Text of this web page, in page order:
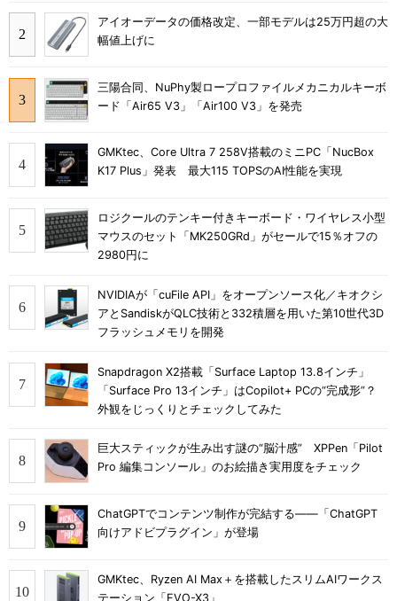
アイオーデータの価格改定、一部モデルは25万円超の大
幅値上げに
三陽合同、NuPhy製ロープロファイルメカニカルキーボ
ード「Air65 V3」「Air100 V3」を発売
GMKtec、Core Ultra 7 258V搭載のミニPC「NucBox
K17 Plus」発表 最大115 TOPSのAI性能を実現
ロジクールのテンキー付きキーボード・ワイヤレス小型
マウスのセット「MK250GRd」がセールで15％オフの
2980円に
NVIDIAが「cuFile API」をオープンソース化／キオクシ
アとSandiskがQLC技術と332積層を用いた第10世代3D
フラッシュメモリを開発
Snapdragon X2搭載「Surface Laptop 13.8インチ」
「Surface Pro 13インチ」はCopilot+ PCの“完成形”？
外観をじっくりとチェックしてみた
巨大スティックが生み出す謎の“脳汁感” XPPen「Pilot
Pro 編集コンソール」のお絵描き実用度をチェック
ChatGPTでコンテンツ制作が完結する――「ChatGPT
向けアドビプラグイン」が登場
GMKtec、Ryzen AI Max＋を搭載したスリムAIワークス
テーション「EVO-X3」